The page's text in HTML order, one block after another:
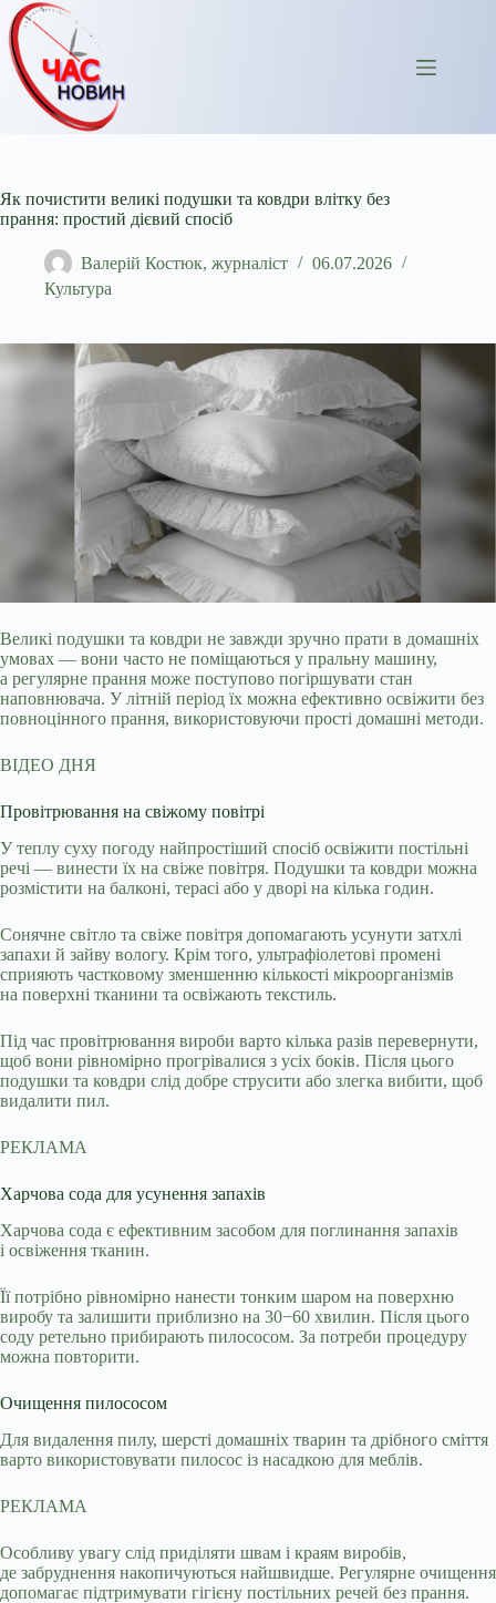
Перейти
до
вмісту
Як почистити великі подушки та ковдри влітку без
прання: простий дієвий спосіб
Валерій Костюк, журналіст
06.07.2026
Культура
Великі подушки та ковдри не завжди зручно прати в домашніх
умовах — вони часто не поміщаються у пральну машину,
а регулярне прання може поступово погіршувати стан
наповнювача. У літній період їх можна ефективно освіжити без
повноцінного прання, використовуючи прості домашні методи.
ВІДЕО ДНЯ
Провітрювання на свіжому повітрі
У теплу суху погоду найпростіший спосіб освіжити постільні
речі — винести їх на свіже повітря. Подушки та ковдри можна
розмістити на балконі, терасі або у дворі на кілька годин.
Сонячне світло та свіже повітря допомагають усунути затхлі
запахи й зайву вологу. Крім того, ультрафіолетові промені
сприяють частковому зменшенню кількості мікроорганізмів
на поверхні тканини та освіжають текстиль.
Під час провітрювання вироби варто кілька разів перевернути,
щоб вони рівномірно прогрівалися з усіх боків. Після цього
подушки та ковдри слід добре струсити або злегка вибити, щоб
видалити пил.
РЕКЛАМА
Харчова сода для усунення запахів
Харчова сода є ефективним засобом для поглинання запахів
і освіження тканин.
Її потрібно рівномірно нанести тонким шаром на поверхню
виробу та залишити приблизно на 30−60 хвилин. Після цього
соду ретельно прибирають пилососом. За потреби процедуру
можна повторити.
Очищення пилососом
Для видалення пилу, шерсті домашніх тварин та дрібного сміття
варто використовувати пилосос із насадкою для меблів.
РЕКЛАМА
Особливу увагу слід приділяти швам і краям виробів,
де забруднення накопичуються найшвидше. Регулярне очищення
допомагає підтримувати гігієну постільних речей без прання.